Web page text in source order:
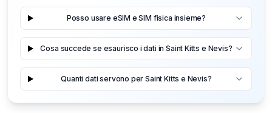
Posso usare eSIM e SIM fisica insieme?
Cosa succede se esaurisco i dati in Saint Kitts e Nevis?
Quanti dati servono per Saint Kitts e Nevis?